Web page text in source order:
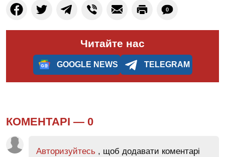
0
Читайте нас
GOOGLE NEWS TELEGRAM
КОМЕНТАРІ — 0
Авторизуйтесь , щоб додавати коментарі